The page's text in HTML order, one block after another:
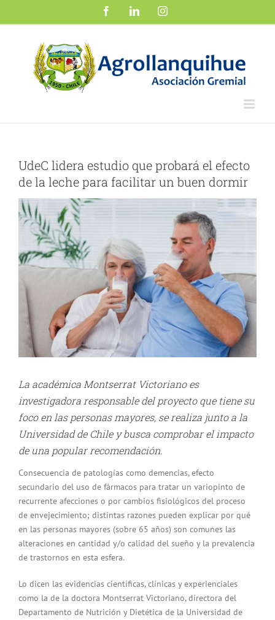
FacebookLinkedInInstagram
UdeC lidera estudio que probará el efecto
de la leche para facilitar un buen dormir
Ver
imagen
más
grande
La académica Montserrat Victoriano es
investigadora responsable del proyecto que tiene su
foco en las personas mayores, se realiza junto a la
Universidad de Chile y busca comprobar el impacto
de una popular recomendación.
Consecuencia de patologías como demencias, efecto
secundario del uso de fármacos para tratar un variopinto de
recurrente afecciones o por cambios fisiológicos del proceso
de envejecimiento; distintas razones pueden explicar por qué
en las personas mayores (sobre 65 años) son comunes las
alteraciones en cantidad y/o calidad del sueño y la prevalencia
de trastornos en esta esfera.
Lo dicen las evidencias científicas, clínicas y experienciales
como la de la doctora Montserrat Victoriano, directora del
Departamento de Nutrición y Dietética de la Universidad de